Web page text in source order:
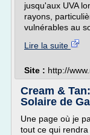
jusqu'aux UVA
rayons,
vulnérables au
Lire la suite
Site : http://
Cream &
Solaire de
Une page où je
tout ce qui